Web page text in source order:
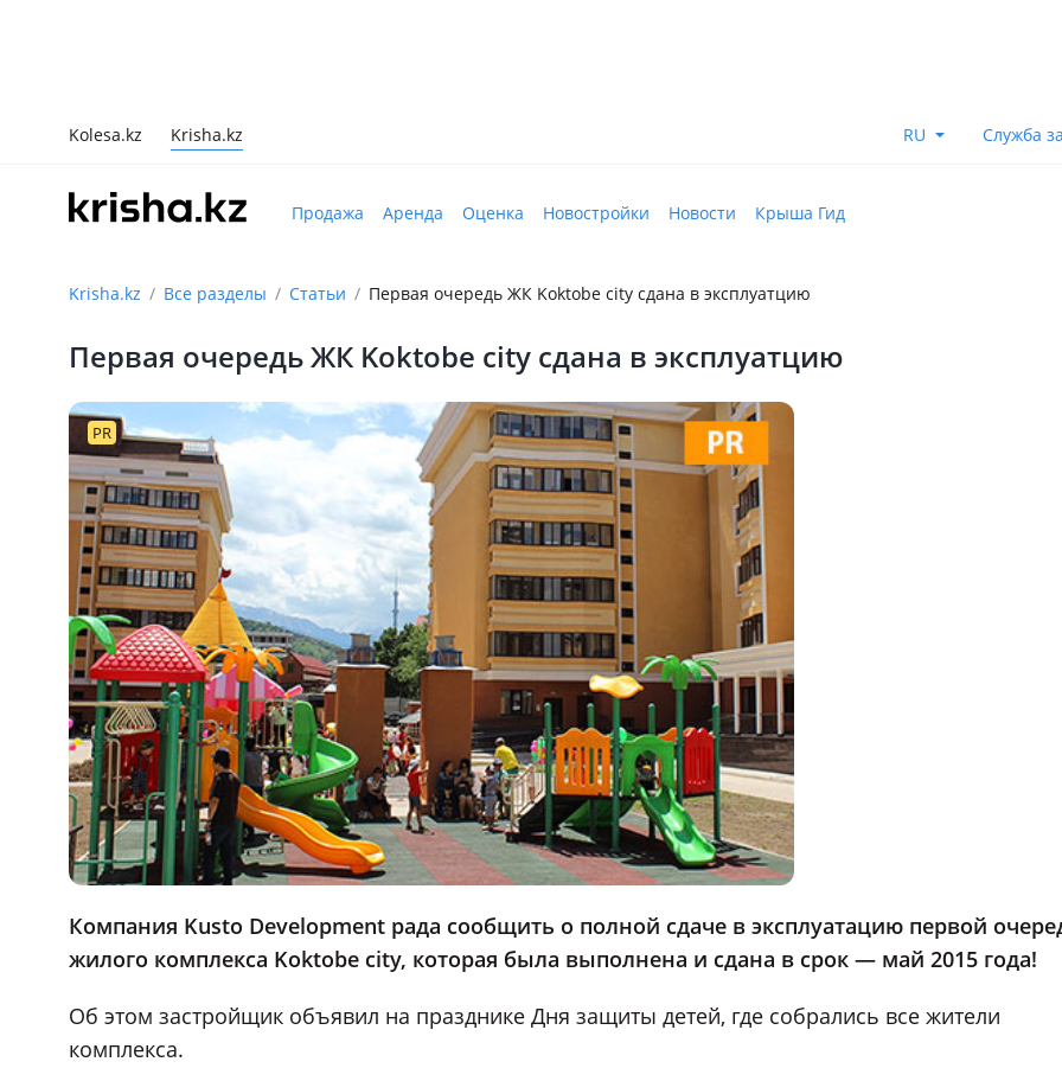
Kolesa.kz Krisha.kz RU Служба
Продажа Аренда Оценка Новостройки Новости Крыша Гид
Krisha.kz Все разделы Статьи Первая очередь ЖК Koktobe city сдана в эксплуатцию
Первая очередь ЖК Koktobe city сдана в эксплуатцию
PR
Компания Kusto Development рада сообщить о полной сдаче в эксплуатацию первой
жилого комплекса Koktobe city, которая была выполнена и сдана в срок — май 2015 года!
Об этом застройщик объявил на празднике Дня защиты детей, где собрались все жители
комплекса.